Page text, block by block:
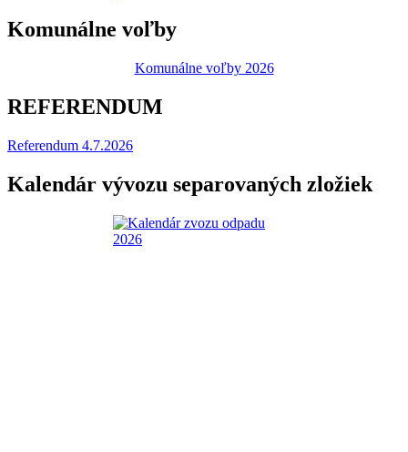
Komunálne voľby
Komunálne voľby 2026
REFERENDUM
Referendum 4.7.2026
Kalendár vývozu separovaných zložiek